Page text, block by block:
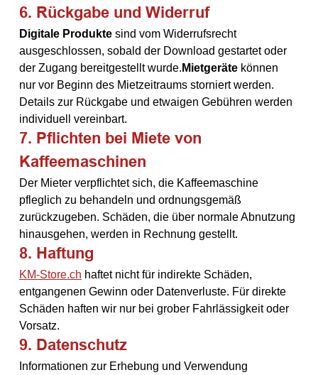
6. Rückgabe und Widerruf
Digitale Produkte sind vom Widerrufsrecht
ausgeschlossen, sobald der Download gestartet oder
der Zugang bereitgestellt wurde. Mietgeräte können
nur vor Beginn des Mietzeitraums storniert werden.
Details zur Rückgabe und etwaigen Gebühren werden
individuell vereinbart.
7. Pflichten bei Miete von
Kaffeemaschinen
Der Mieter verpflichtet sich, die Kaffeemaschine
pfleglich zu behandeln und ordnungsgemäß
zurückzugeben. Schäden, die über normale Abnutzung
hinausgehen, werden in Rechnung gestellt.
8. Haftung
KM-Store.ch haftet nicht für indirekte Schäden,
entgangenen Gewinn oder Datenverluste. Für direkte
Schäden haften wir nur bei grober Fahrlässigkeit oder
Vorsatz.
9. Datenschutz
Informationen zur Erhebung und Verwendung